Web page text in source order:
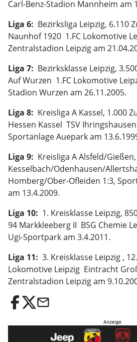
Carl-Benz-Stadion Mannheim am
Liga 6:  Bezirksliga Leipzig, 6.110
Naunhof 1920  1.FC Lokomotive
Zentralstadion Leipzig am
Liga 7:  Bezirksklasse Leipzig,
Auf Wurzen  1.FC Lokomotive
Stadion Wurzen am 26.11.2005.
Liga 8:  Kreisliga A Kassel, 1.000
Hessen Kassel  TSV
Sportanlage Auepark am
Liga 9:  Kreisliga A Alsfeld/
Kesselbach/Odenhausen/
Homberg/Ober-Ofleiden 1:3,
am 13.4.2009.
Liga 10:  1. Kreisklasse Leipzig,
94 Markkleeberg II  BSG Chemie
Ugi-Sportpark am 3.4.2011.
Liga 11:  3. Kreisklasse Leipzig ,
Lokomotive Leipzig  Eintracht
Zentralstadion Leipzig am
email